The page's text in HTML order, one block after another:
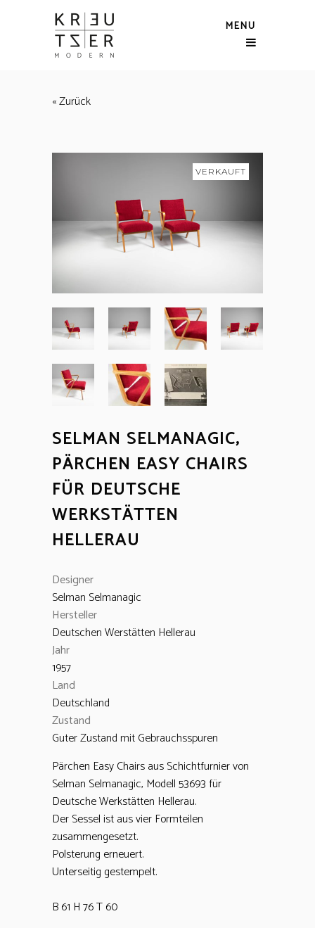
MENU
« Zurück
VERKAUFT
SELMAN SELMANAGIC,
PÄRCHEN EASY CHAIRS
FÜR DEUTSCHE
WERKSTÄTTEN
HELLERAU
Designer
Selman Selmanagic
Hersteller
Deutschen Werstätten Hellerau
Jahr
1957
Land
Deutschland
Zustand
Guter Zustand mit Gebrauchsspuren
Pärchen Easy Chairs aus Schichtfurnier von
Selman Selmanagic, Modell 53693 für
Deutsche Werkstätten Hellerau.
Der Sessel ist aus vier Formteilen
zusammengesetzt.
Polsterung erneuert.
Unterseitig gestempelt.
B 61 H 76 T 60